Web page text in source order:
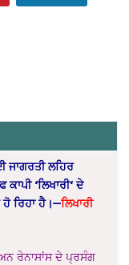
ਜਾਗਰਤੀ ਲਹਿਰ
ਕਾਪੀ‘ਲਿਖਾਰੀ‘ਦੇ
ਹੋ ਰਿਹਾ ਹੈ।—ਲਿਖਾਰੀ
ਰੇਨਾਸਾਂਸ ਦੇ ਪ੍ਰਸੰਗ